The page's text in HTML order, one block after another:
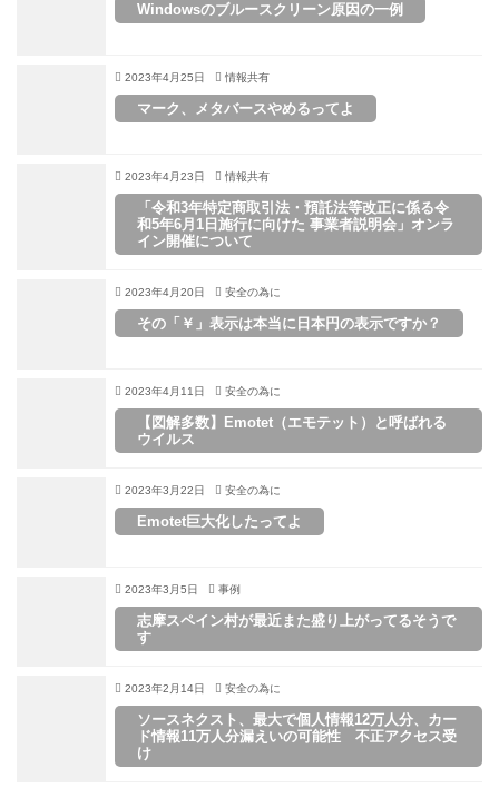
Windowsのブルースクリーン原因の一例
2023年4月25日 情報共有
マーク、メタバースやめるってよ
2023年4月23日 情報共有
「令和3年特定商取引法・預託法等改正に係る令
和5年6月1日施行に向けた 事業者説明会」オンラ
イン開催について
2023年4月20日 安全の為に
その「￥」表示は本当に日本円の表示ですか？
2023年4月11日 安全の為に
【図解多数】Emotet（エモテット）と呼ばれる
ウイルス
2023年3月22日 安全の為に
Emotet巨大化したってよ
2023年3月5日 事例
志摩スペイン村が最近また盛り上がってるそうで
す
2023年2月14日 安全の為に
ソースネクスト、最大で個人情報12万人分、カー
ド情報11万人分漏えいの可能性 不正アクセス受
け